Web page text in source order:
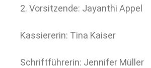
2. Vorsitzende: Jayanthi Appel
Kassiererin: Tina Kaiser
Schriftführerin: Jennifer Müller